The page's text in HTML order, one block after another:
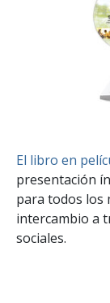
El libro en
presentación
para todos los
intercambio a
sociales.